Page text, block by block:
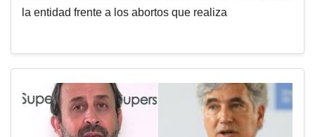
la entidad frente a los abortos que realiza